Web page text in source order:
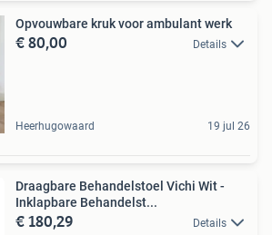
Opvouwbare kruk voor ambulant werk
€ 80,00 Details
Heerhugowaard 19 jul 26
Draagbare Behandelstoel Vichi Wit -
Inklapbare Behandelst...
€ 180,29 Details